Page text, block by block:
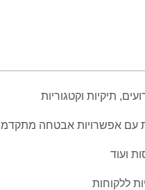
תיקיות וקטגוריות
עם אפשרויות אבטחה
ועוד
ללקוחות